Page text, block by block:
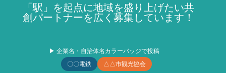
「駅」を起点に地域を盛り上げたい共
創パートナーを広く募集しています！
▶ 企業名・自治体名カラーバッジで投稿
〇〇電鉄
△△市観光協会